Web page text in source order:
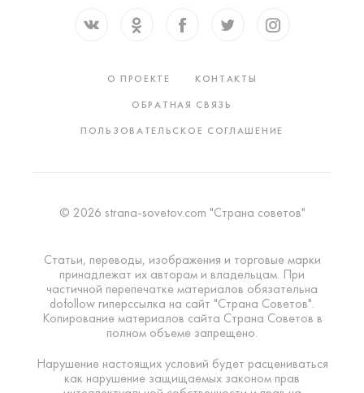
О ПРОЕКТЕ
КОНТАКТЫ
ОБРАТНАЯ СВЯЗЬ
ПОЛЬЗОВАТЕЛЬСКОЕ СОГЛАШЕНИЕ
© 2026 strana-sovetov.com "Страна советов"
Статьи, переводы, изображения и торговые марки
принадлежат их авторам и владельцам. При
частичной перепечатке материалов обязательна
dofollow гиперссылка на сайт "Страна Советов".
Копирование материалов сайта Страна Советов в
полном объеме запрещено.
Нарушение настоящих условий будет расцениваться
как нарушение защищаемых законом прав